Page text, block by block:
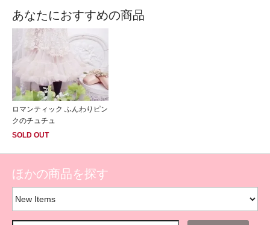
あなたにおすすめの商品
ロマンティック ふんわりピン
クのチュチュ
SOLD OUT
ほかの商品を探す